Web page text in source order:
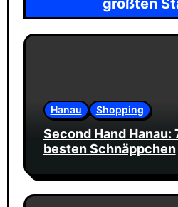
Hanau Shopping
Second Hand Hanau:
besten Schnäppchen